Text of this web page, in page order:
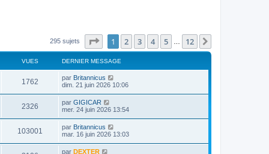
295 sujets Page sur12
1 2 3 4 5 12
VUES DERNIER MESSAGE
1762
u
s
D
e
i
e
r
m
e
s
s
par Britannicus
dim. 21 juin 2026 10:06
2326
u
D
e
i
e
r
m
par GIGICAR
mer. 24 juin 2026 13:54
103001
u
D
e
par Britannicus
mar. 16 juin 2026 13:03
D
par DEXTER